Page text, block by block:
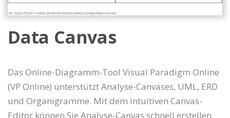
Data Canvas
Das Online-Diagramm-Tool Visual Paradigm Online
(VP Online) unterstützt Analyse-Canvases, UML, ERD
und Organigramme. Mit dem intuitiven Canvas-
Editor können Sie Analyse-Canvas schnell erstellen.